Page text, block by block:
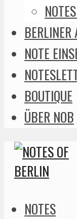
BERLINER
NOTE
BOUTIQUE
ÜBER NOB
NOTES